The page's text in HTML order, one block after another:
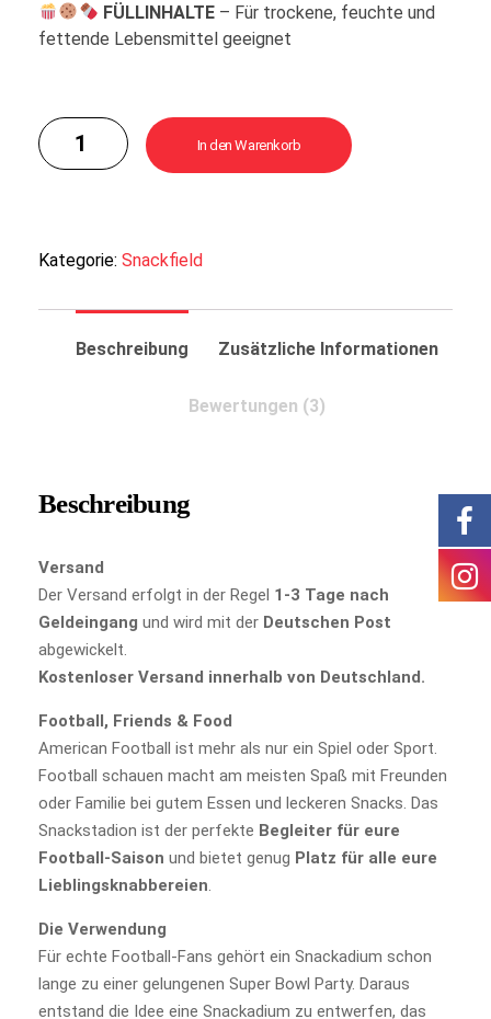
FÜLLINHALTE– Für trockene, feuchte und
fettende Lebensmittel geeignet
In den Warenkorb
Kategorie: Snackfield
Beschreibung Zusätzliche Informationen
Bewertungen (3)
Beschreibung
Versand
Der Versand erfolgt in der Regel 1-3 Tage nach
Geldeingang und wird mit der Deutschen Post
abgewickelt.
Kostenloser Versand innerhalb von Deutschland.
Football, Friends & Food
American Football ist mehr als nur ein Spiel oder Sport.
Football schauen macht am meisten Spaß mit Freunden
oder Familie bei gutem Essen und leckeren Snacks. Das
Snackstadion ist der perfekte Begleiter für eure
Football-Saison und bietet genug Platz für alle eure
Lieblingsknabbereien
Die Verwendung
Für echte Football-Fans gehört ein Snackadium schon
lange zu einer gelungenen Super Bowl Party. Daraus
entstand die Idee eine Snackadium zu entwerfen, das